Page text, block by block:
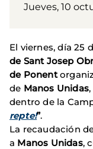
Jueves, 10
El viernes, día 25
de Sant Josep
de Ponent
de Manos Unidas
dentro de la
repte!”.
La recaudación
a Manos Unidas,